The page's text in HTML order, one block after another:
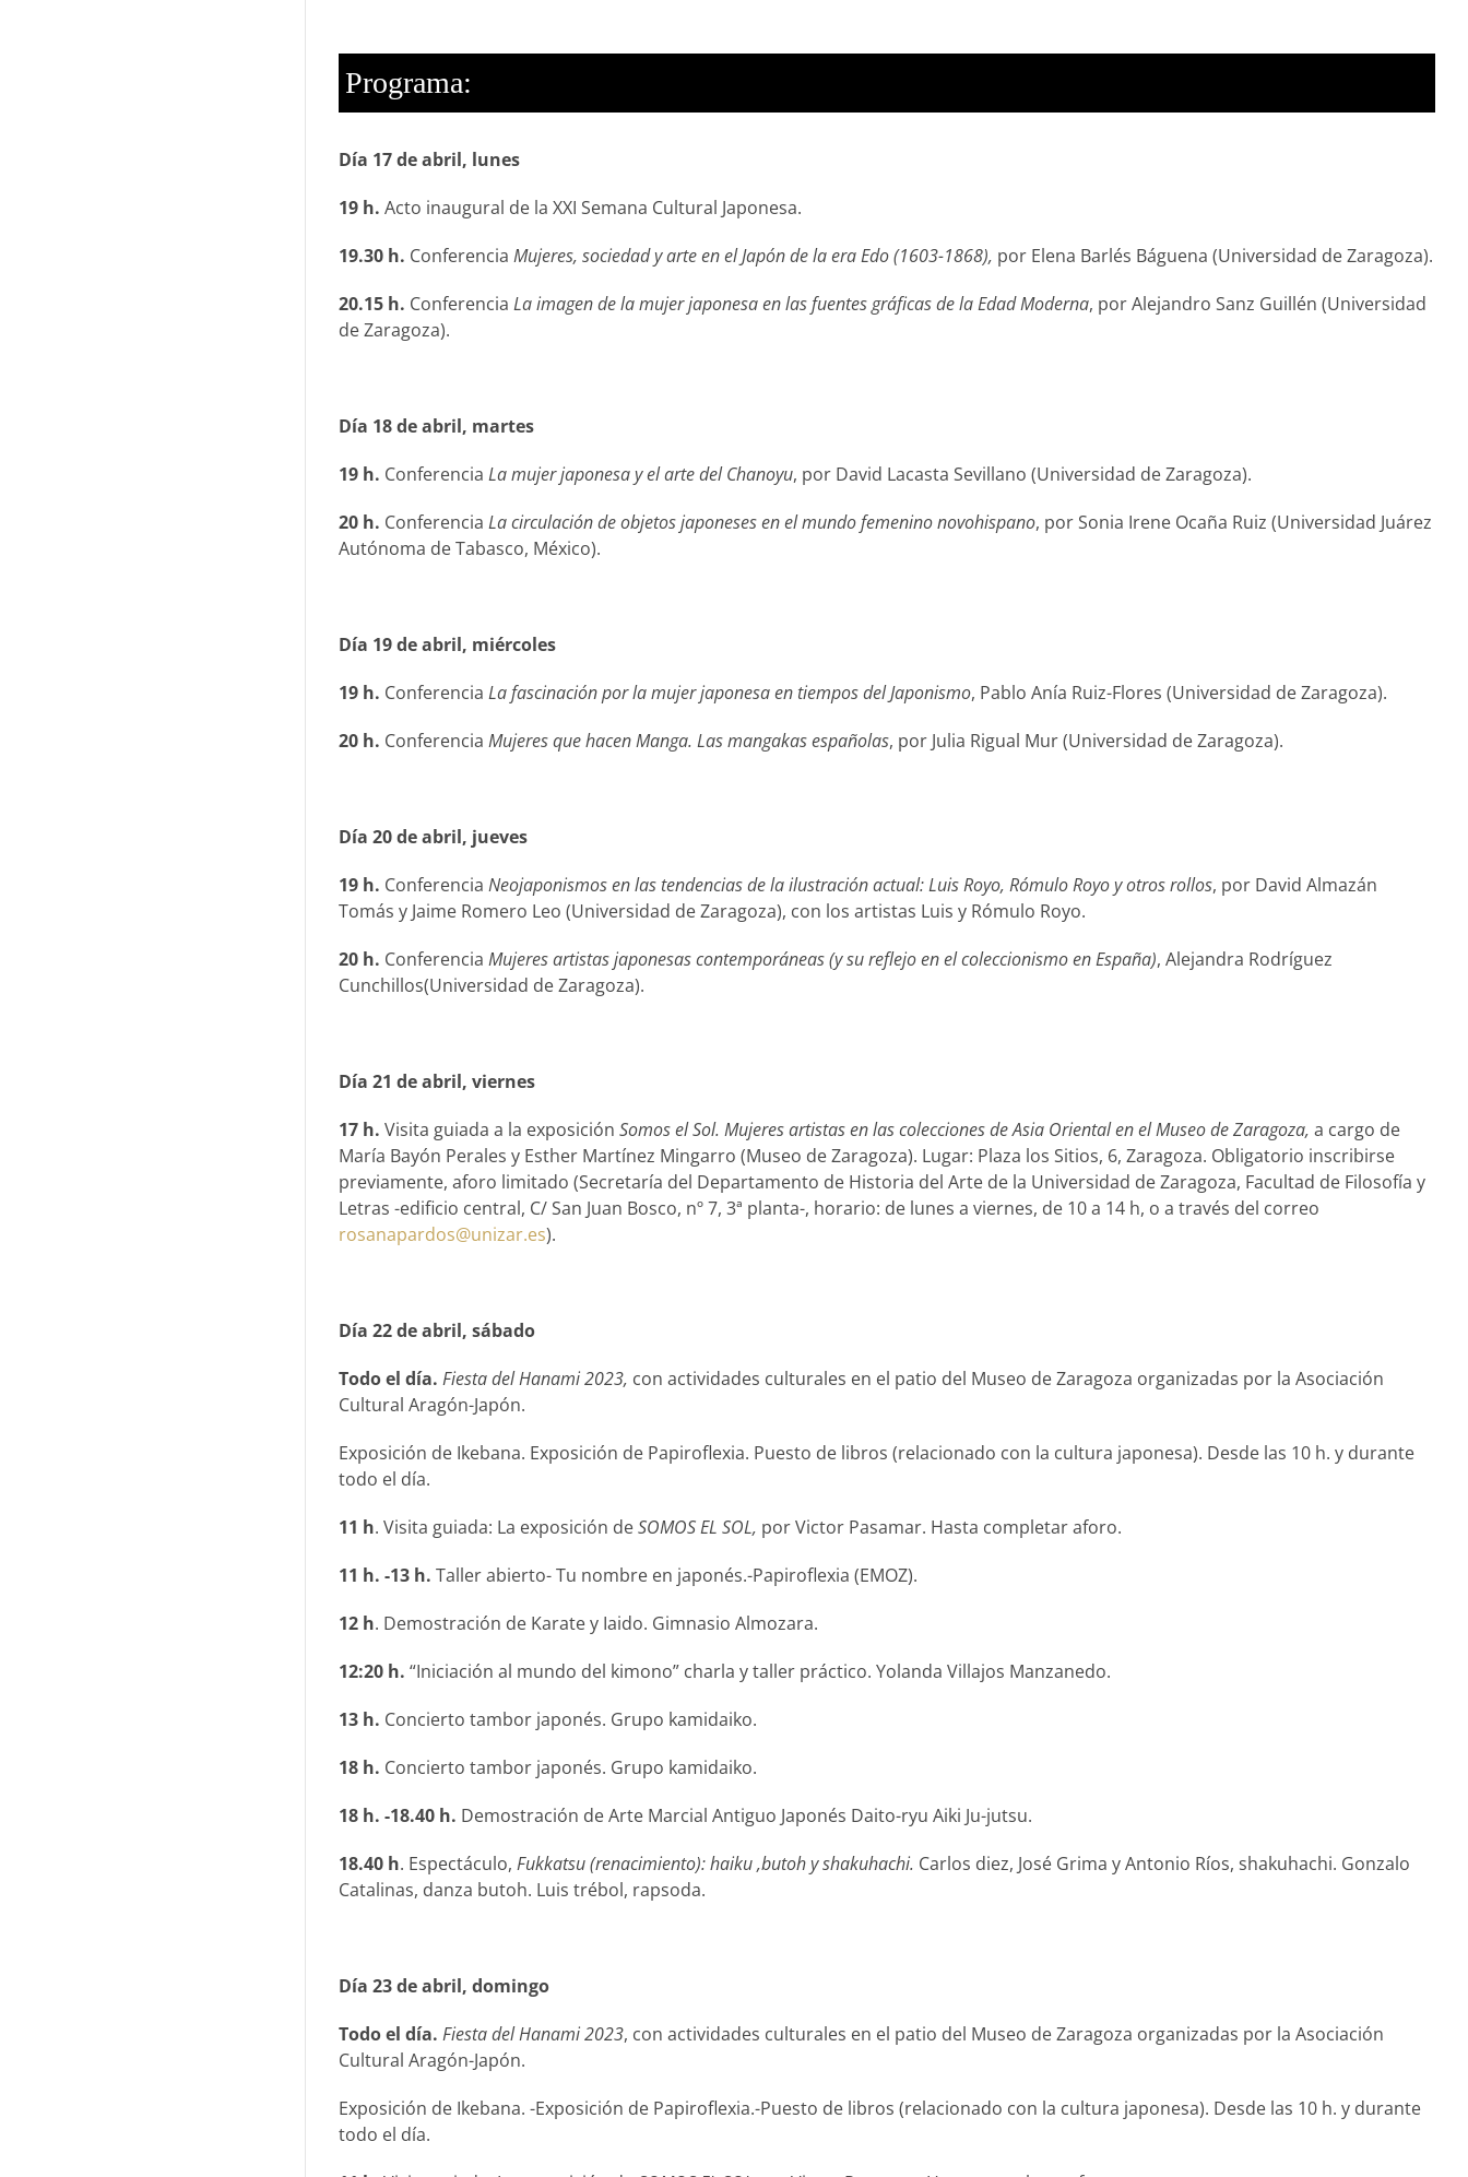
Programa:
Día 17 de abril, lunes
19 h. Acto inaugural de la XXI Semana Cultural Japonesa.
19.30 h. Conferencia Mujeres, sociedad y arte en el Japón de la era Edo (1603-1868), por Elena Barlés Báguena (Universidad de Zaragoza).
20.15 h. Conferencia La imagen de la mujer japonesa en las fuentes gráficas de la Edad Moderna, por Alejandro Sanz Guillén (Universidad
de Zaragoza).
Día 18 de abril, martes
19 h. Conferencia La mujer japonesa y el arte del Chanoyu, por David Lacasta Sevillano (Universidad de Zaragoza).
20 h. Conferencia La circulación de objetos japoneses en el mundo femenino novohispano, por Sonia Irene Ocaña Ruiz (Universidad Juárez
Autónoma de Tabasco, México).
Día 19 de abril, miércoles
19 h. Conferencia La fascinación por la mujer japonesa en tiempos del Japonismo, Pablo Anía Ruiz-Flores (Universidad de Zaragoza).
20 h. Conferencia Mujeres que hacen Manga. Las mangakas españolas, por Julia Rigual Mur (Universidad de Zaragoza).
Día 20 de abril, jueves
19 h. Conferencia Neojaponismos en las tendencias de la ilustración actual: Luis Royo, Rómulo Royo y otros rollos, por David Almazán
Tomás y Jaime Romero Leo (Universidad de Zaragoza), con los artistas Luis y Rómulo Royo.
20 h. Conferencia Mujeres artistas japonesas contemporáneas (y su reflejo en el coleccionismo en España), Alejandra Rodríguez
Cunchillos(Universidad de Zaragoza).
Día 21 de abril, viernes
17 h. Visita guiada a la exposición Somos el Sol. Mujeres artistas en las colecciones de Asia Oriental en el Museo de Zaragoza, a cargo de
María Bayón Perales y Esther Martínez Mingarro (Museo de Zaragoza). Lugar: Plaza los Sitios, 6, Zaragoza. Obligatorio inscribirse
previamente, aforo limitado (Secretaría del Departamento de Historia del Arte de la Universidad de Zaragoza, Facultad de Filosofía y
Letras -edificio central, C/ San Juan Bosco, nº 7, 3ª planta-, horario: de lunes a viernes, de 10 a 14 h, o a través del correo
rosanapardos@unizar.es).
Día 22 de abril, sábado
Todo el día. Fiesta del Hanami 2023, con actividades culturales en el patio del Museo de Zaragoza organizadas por la Asociación
Cultural Aragón-Japón.
Exposición de Ikebana. Exposición de Papiroflexia. Puesto de libros (relacionado con la cultura japonesa). Desde las 10 h. y durante
todo el día.
11 h. Visita guiada: La exposición deSOMOS EL SOL, por Victor Pasamar. Hasta completar aforo.
11 h. -13 h. Taller abierto- Tu nombre en japonés.-Papiroflexia (EMOZ).
12 h. Demostración de Karate y Iaido. Gimnasio Almozara.
12:20 h. “Iniciación al mundo del kimono” charla y taller práctico. Yolanda Villajos Manzanedo.
13 h. Concierto tambor japonés. Grupo kamidaiko.
18 h. Concierto tambor japonés. Grupo kamidaiko.
18 h. -18.40 h. Demostración de Arte Marcial Antiguo Japonés Daito-ryu Aiki Ju-jutsu.
18.40 h. Espectáculo, Fukkatsu (renacimiento): haiku ,butoh y shakuhachi. Carlos diez, José Grima y Antonio Ríos, shakuhachi. Gonzalo
Catalinas, danza butoh. Luis trébol, rapsoda.
Día 23 de abril, domingo
Todo el día. Fiesta del Hanami 2023, con actividades culturales en el patio del Museo de Zaragoza organizadas por la Asociación
Cultural Aragón-Japón.
Exposición de Ikebana. -Exposición de Papiroflexia.-Puesto de libros (relacionado con la cultura japonesa). Desde las 10 h. y durante
todo el día.